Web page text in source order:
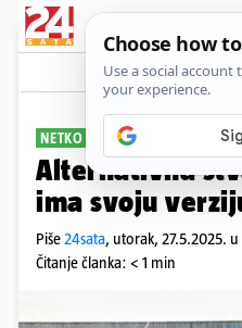
NETKO SE ZEZNUO
Alternativna
ima svoju
Piše24sata, utorak, 27.5.2025.
Čitanje članka: < 1 min